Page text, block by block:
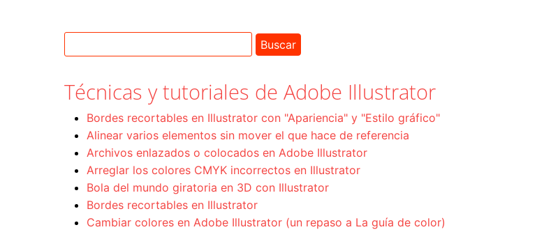
Técnicas y tutoriales de Adobe Illustrator
Bordes recortables en Illustrator con "Apariencia" y "Estilo gráfico"
Alinear varios elementos sin mover el que hace de referencia
Archivos enlazados o colocados en Adobe Illustrator
Arreglar los colores CMYK incorrectos en Illustrator
Bola del mundo giratoria en 3D con Illustrator
Bordes recortables en Illustrator
Cambiar colores en Adobe Illustrator (un repaso a La guía de color)